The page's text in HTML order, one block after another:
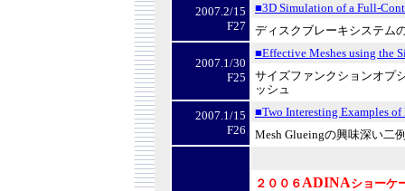
2007.2/15
F27
■3D Simulation of a Full-
ディスクブレーキシステム
2007.1/30
F25
■Effective Meshes using the
サイズファンクションオプ
ッシュ
2007.1/15
F26
■Two Interesting Examples
Mesh Glueingの興味深い二
２００６ ADINAショーケ